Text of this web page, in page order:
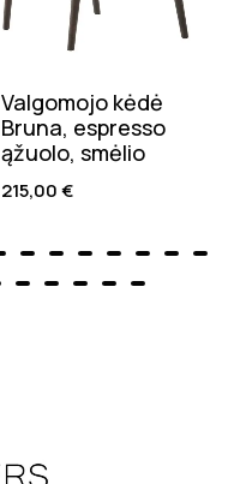
Valgomojo kėdė
Bruna, espresso
ąžuolo, smėlio
215,00€